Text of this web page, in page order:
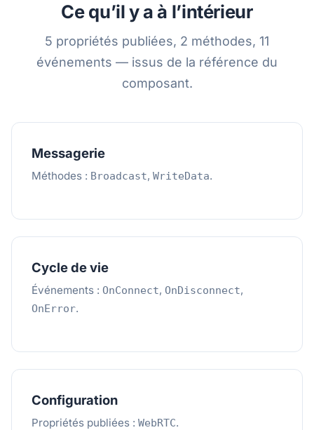
Ce qu’il y a à l’intérieur
5 propriétés publiées, 2 méthodes, 11
événements — issus de la référence du
composant.
Messagerie
Méthodes : Broadcast, WriteData.
Cycle de vie
Événements : OnConnect, OnDisconnect,
OnError.
Configuration
Propriétés publiées : WebRTC.